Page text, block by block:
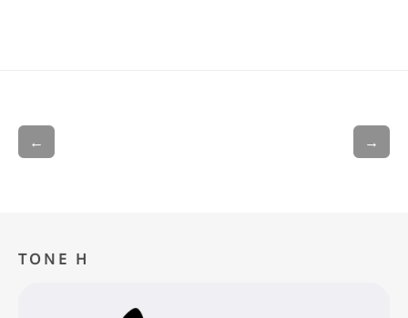
← →
TONE H